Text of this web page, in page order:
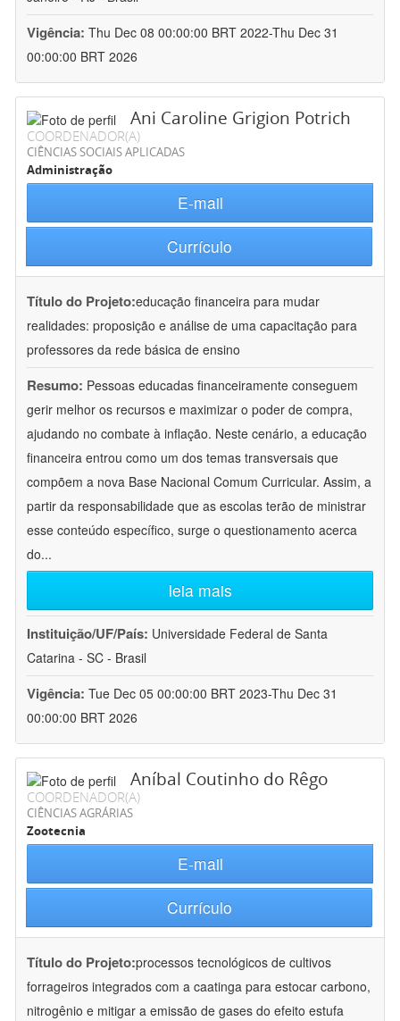
Vigência: Thu Dec 08 00:00:00 BRT 2022-Thu Dec 31
00:00:00 BRT 2026
Ani Caroline Grigion Potrich
COORDENADOR(A)
CIÊNCIAS SOCIAIS APLICADAS
Administração
E-mail
Currículo
Título do Projeto:educação financeira para mudar
realidades: proposição e análise de uma capacitação para
professores da rede básica de ensino
Resumo: Pessoas educadas financeiramente conseguem
gerir melhor os recursos e maximizar o poder de compra,
ajudando no combate à inflação. Neste cenário, a educação
financeira entrou como um dos temas transversais que
compõem a nova Base Nacional Comum Curricular. Assim, a
partir da responsabilidade que as escolas terão de ministrar
esse conteúdo específico, surge o questionamento acerca
do...
leia mais
Instituição/UF/País: Universidade Federal de Santa
Catarina - SC - Brasil
Vigência: Tue Dec 05 00:00:00 BRT 2023-Thu Dec 31
00:00:00 BRT 2026
Aníbal Coutinho do Rêgo
COORDENADOR(A)
CIÊNCIAS AGRÁRIAS
Zootecnia
E-mail
Currículo
Título do Projeto:processos tecnológicos de cultivos
forrageiros integrados com a caatinga para estocar carbono,
nitrogênio e mitigar a emissão de gases do efeito estufa